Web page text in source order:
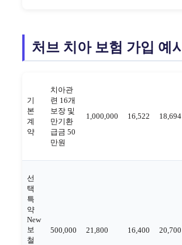
처브 치아 보험 가입 예시
기
본
계
약
치아관
련 16개
보장 및
만기환
급금 50
만원
1,000,000 16,522 18,694
선
택
특
약
New
보
철
500,000 21,800 16,400 20,700